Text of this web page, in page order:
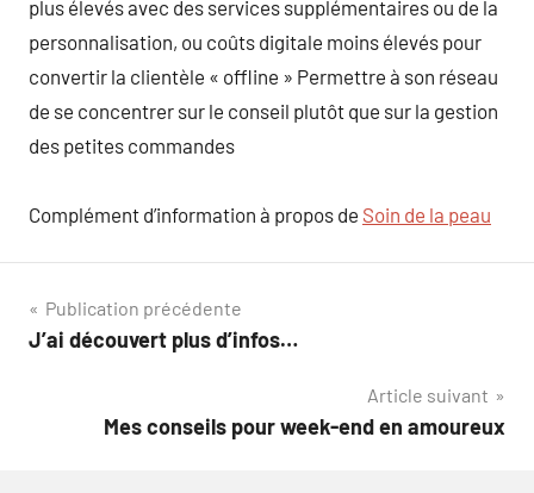
plus élevés avec des services supplémentaires ou de la
personnalisation, ou coûts digitale moins élevés pour
convertir la clientèle « offline » Permettre à son réseau
de se concentrer sur le conseil plutôt que sur la gestion
des petites commandes
Complément d’information à propos de Soin de la peau
Navigation
de
Publication précédente
J’ai découvert plus d’infos…
Article suivant
Mes conseils pour week-end en amoureux